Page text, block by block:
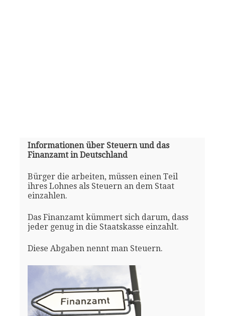
Informationen über Steuern und das
Finanzamt in Deutschland
Bürger die arbeiten, müssen einen Teil
ihres Lohnes als Steuern an dem Staat
einzahlen.
Das Finanzamt kümmert sich darum, dass
jeder genug in die Staatskasse einzahlt.
Diese Abgaben nennt man Steuern.